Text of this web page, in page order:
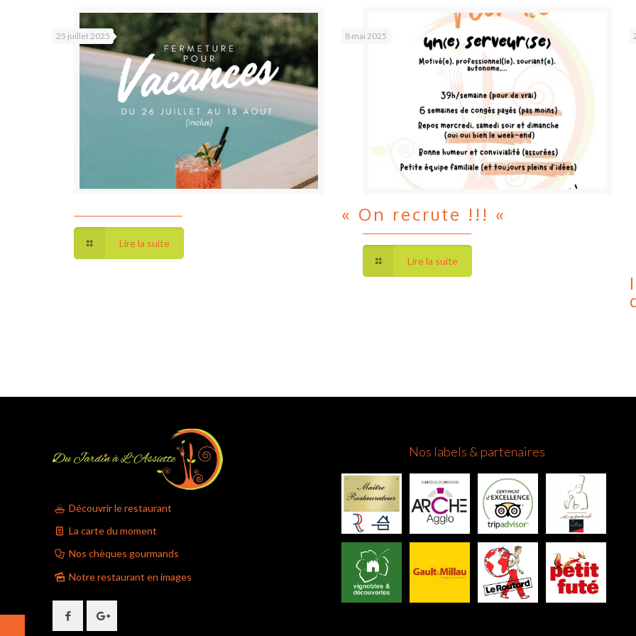
25 juillet 2025
Lire la suite
8 mai 2025
« On recrute !!! «
Lire la suite
Découvrir le restaurant
La carte du moment
Nos chèques gourmands
Notre restaurant en images
Nos labels & partenaires